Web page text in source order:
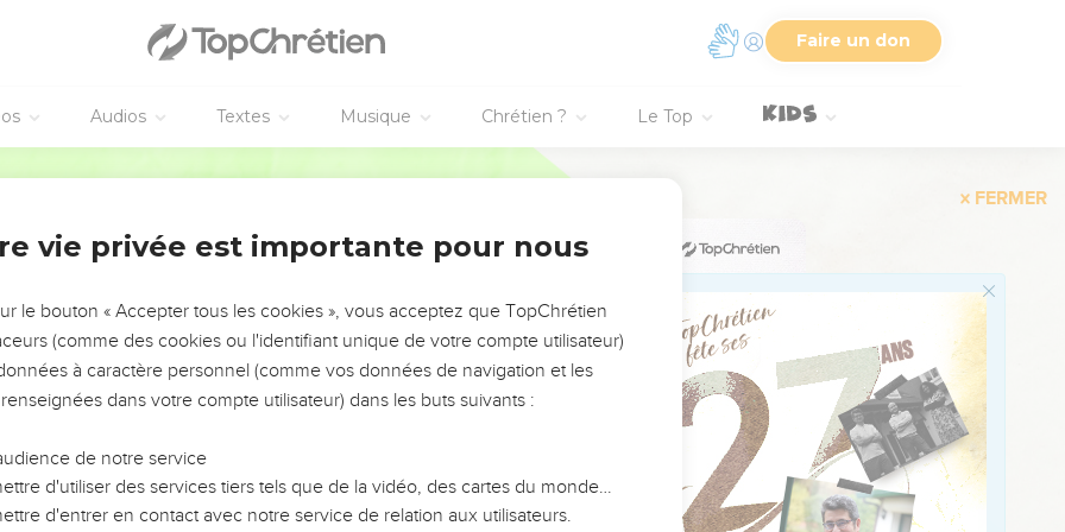
Faire un don
Audios Textes Musique Chrétien ? Le Top
pousse tout seul, mais la troisième année semez, moissonnez, plantez des vignes et
de Juda, ceux qui seront restés, plongeront de nouvelles racines vers le bas
le haut.
de Jérusalem, et du mont Sion des rescapés. Voilà ce que fera le zèle de l'Eternel,
ce que dit l'Eternel à l’intention du roi d'Assyrie : Il n'entrera pas dans cette ville, il n'y
lui opposera pas de boucliers et ne construira pas de retranchements contre elle.
qu’il a pris à l’aller et il n'entrera pas dans cette ville, déclare l'Eternel.
pour la sauver à cause de moi-même et à cause de mon serviteur David. »
mort de Sennakérib
et frappa 185'000 hommes dans le camp des Assyriens. Quand on se leva le matin,
cadavres.
vie privée est importante pour nous
le bouton « Accepter tous les cookies », vous acceptez que TopChrétien
(comme des cookies ou l'identifiant unique de votre compte utilisateur)
à caractère personnel (comme vos données de navigation et les
dans votre compte utilisateur) dans les buts suivants :
de notre service
d'utiliser des services tiers tels que de la vidéo, des cartes du monde…
d'entrer en contact avec notre service de relation aux utilisateurs.